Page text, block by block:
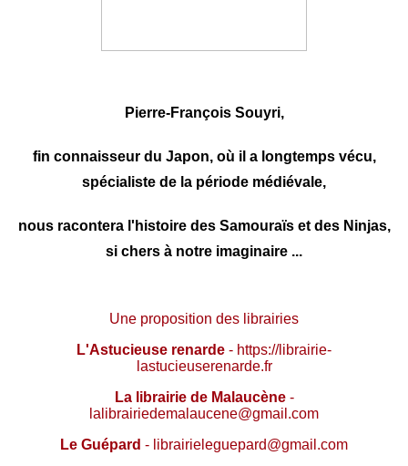
Pierre-François Souyri,
fin connaisseur du Japon, où il a longtemps vécu,
spécialiste de la période médiévale,
nous racontera l'histoire des Samouraïs et des Ninjas,
si chers à notre imaginaire ...
Une proposition des librairies
L'Astucieuse renarde - https://librairie-
lastucieuserenarde.fr
La librairie de Malaucène-
lalibrairiedemalaucene@gmail.com
Le Guépard - librairieleguepard@gmail.com